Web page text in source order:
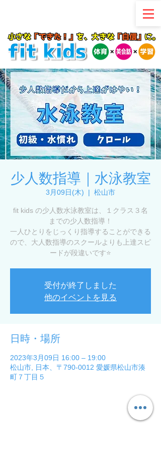
少人数指導｜水泳教室
3月09日(木)
  |
松山市
fit kids の少人数水泳教室は、１クラス３名
までの少人数指導！
一人ひとりをじっくり指導することができる
ので、大人数指導のスクールよりも上達スピ
ードが段違いです⭐️
受付が終了しました
他のイベントを見る
日時・場所
2023年3月09日 16:00 – 19:00
松山市, 日本、〒790-0012 愛媛県松山市湊
町７丁目５